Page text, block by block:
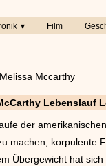
Film
Melissa Mccarthy
Lebenslauf
der
machen, korpulente
Übergewicht hat